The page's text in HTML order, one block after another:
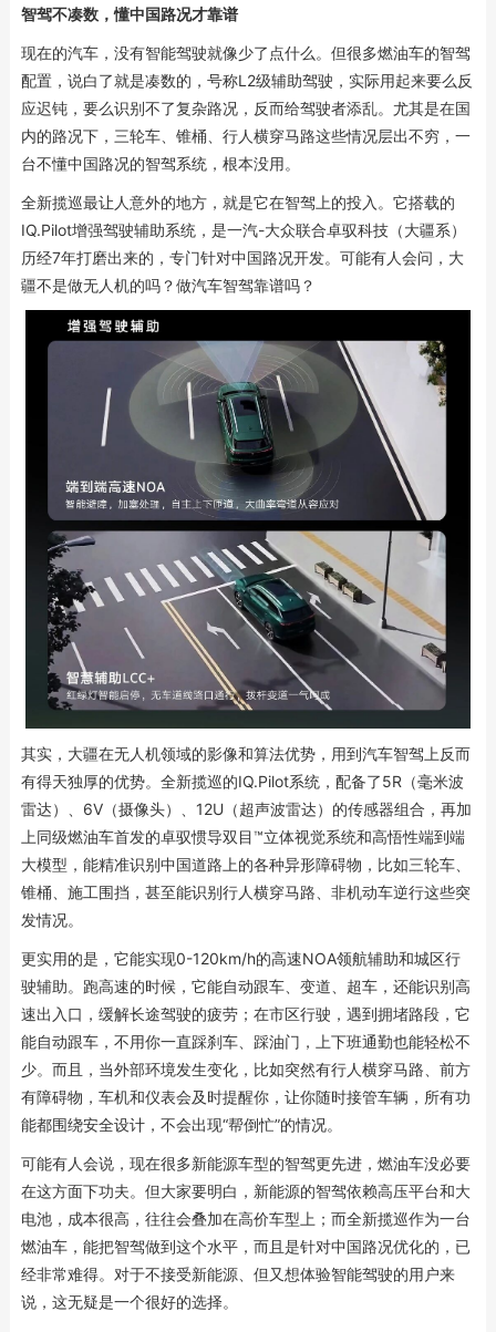
智驾不凑数，懂中国路况才靠谱
现在的汽车，没有智能驾驶就像少了点什么。但很多燃油车的智驾
配置，说白了就是凑数的，号称L2级辅助驾驶，实际用起来要么反
应迟钝，要么识别不了复杂路况，反而给驾驶者添乱。尤其是在国
内的路况下，三轮车、锥桶、行人横穿马路这些情况层出不穷，一
台不懂中国路况的智驾系统，根本没用。
全新揽巡最让人意外的地方，就是它在智驾上的投入。它搭载的
IQ.Pilot增强驾驶辅助系统，是一汽-大众联合卓驭科技（大疆系）
历经7年打磨出来的，专门针对中国路况开发。可能有人会问，大
疆不是做无人机的吗？做汽车智驾靠谱吗？
其实，大疆在无人机领域的影像和算法优势，用到汽车智驾上反而
有得天独厚的优势。全新揽巡的IQ.Pilot系统，配备了5R（毫米波
雷达）、6V（摄像头）、12U（超声波雷达）的传感器组合，再加
上同级燃油车首发的卓驭惯导双目™立体视觉系统和高悟性端到端
大模型，能精准识别中国道路上的各种异形障碍物，比如三轮车、
锥桶、施工围挡，甚至能识别行人横穿马路、非机动车逆行这些突
发情况。
更实用的是，它能实现0-120km/h的高速NOA领航辅助和城区行
驶辅助。跑高速的时候，它能自动跟车、变道、超车，还能识别高
速出入口，缓解长途驾驶的疲劳；在市区行驶，遇到拥堵路段，它
能自动跟车，不用你一直踩刹车、踩油门，上下班通勤也能轻松不
少。而且，当外部环境发生变化，比如突然有行人横穿马路、前方
有障碍物，车机和仪表会及时提醒你，让你随时接管车辆，所有功
能都围绕安全设计，不会出现“帮倒忙”的情况。
可能有人会说，现在很多新能源车型的智驾更先进，燃油车没必要
在这方面下功夫。但大家要明白，新能源的智驾依赖高压平台和大
电池，成本很高，往往会叠加在高价车型上；而全新揽巡作为一台
燃油车，能把智驾做到这个水平，而且是针对中国路况优化的，已
经非常难得。对于不接受新能源、但又想体验智能驾驶的用户来
说，这无疑是一个很好的选择。